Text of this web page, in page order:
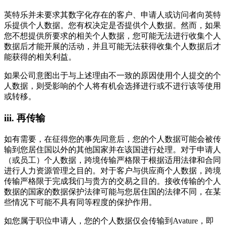
英特乐并未要求其数字化存在的客户、申请人或访问者向英特
乐提供个人数据。您有权决定是否提供个人数据。然而，如果
您不想提供所要求的相关个人数据，您可能无法进行收集个人
数据后才能开展的活动，并且可能无法获得收集个人数据后才
能获得的相关利益。
如果公司意图出于与上述理由不一致的原因使用个人提交的个
人数据，则受影响的个人将有机会选择进行或不进行该等使用
或转移。
iii. 再传输
如有需要，在征得您的事先同意后，您的个人数据可能会被传
输到您居住国以外的其他国家并在该国进行处理。对于申请人
（或员工）个人数据，跨境传输严格限于根据适用法律和合同
进行人力资源管理之目的。对于客户与供应商个人数据，跨境
传输严格限于完成我们与贵方的交易之目的。接收传输的个人
数据的国家的数据保护法律可能与您居住国的法律不同，在某
些情况下可能不具有同等程度的保护作用。
如您属于职位申请人，您的个人数据仅会传输到Avature，即